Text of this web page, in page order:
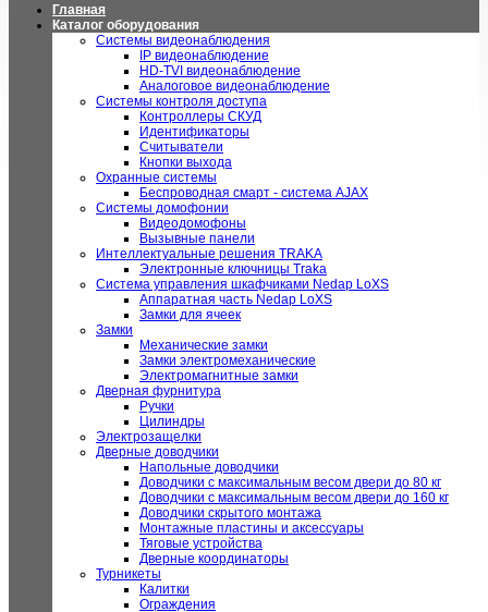
Главная
Каталог оборудования
Системы видеонаблюдения
IP видеонаблюдение
HD-TVI видеонаблюдение
Аналоговое видеонаблюдение
Системы контроля доступа
Контроллеры СКУД
Идентификаторы
Считыватели
Кнопки выхода
Охранные системы
Беспроводная смарт - система AJAX
Системы домофонии
Видеодомофоны
Вызывные панели
Интеллектуальные решения TRAKA
Электронные ключницы Traka
Система управления шкафчиками Nedap LoXS
Аппаратная часть Nedap LoXS
Замки для ячеек
Замки
Механические замки
Замки электромеханические
Электромагнитные замки
Дверная фурнитура
Ручки
Цилиндры
Электрозащелки
Дверные доводчики
Напольные доводчики
Доводчики с максимальным весом двери до 80 кг
Доводчики с максимальным весом двери до 160 кг
Доводчики скрытого монтажа
Монтажные пластины и аксессуары
Тяговые устройства
Дверные координаторы
Турникеты
Калитки
Ограждения